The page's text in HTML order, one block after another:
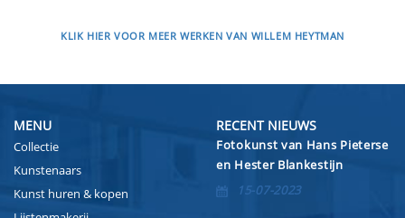
KLIK HIER VOOR MEER WERKEN VAN WILLEM HEYTMAN
MENU
Collectie
Kunstenaars
Kunst huren & kopen
RECENT NIEUWS
Fotokunst van Hans Pieterse
en Hester Blankestijn
15-07-2023